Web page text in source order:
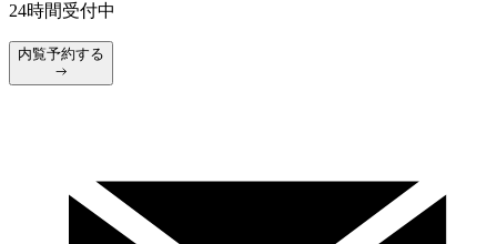
24時間受付中
内覧予約する